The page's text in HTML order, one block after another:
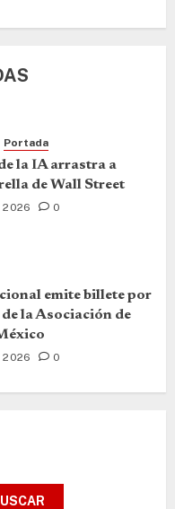
Portada
la IA arrastra a
de Wall Street
2026 0
emite billete por
la Asociación de
2026 0